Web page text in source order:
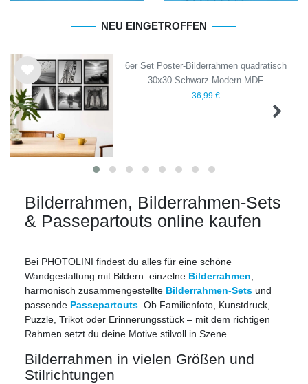
NEU EINGETROFFEN
Wu
nsc
hlist
e
6er Set Poster-Bilderrahmen quadratisch
30x30 Schwarz Modern MDF
36,99 €
Bilderrahmen, Bilderrahmen-Sets
& Passepartouts online kaufen
Bei PHOTOLINI findest du alles für eine schöne
Wandgestaltung mit Bildern: einzelne Bilderrahmen
harmonisch zusammengestellte Bilderrahmen-Sets und
passende Passepartouts . Ob Familienfoto, Kunstdruck,
Puzzle, Trikot oder Erinnerungsstück – mit dem richtigen
Rahmen setzt du deine Motive stilvoll in Szene.
Bilderrahmen in vielen Größen und
Stilrichtungen